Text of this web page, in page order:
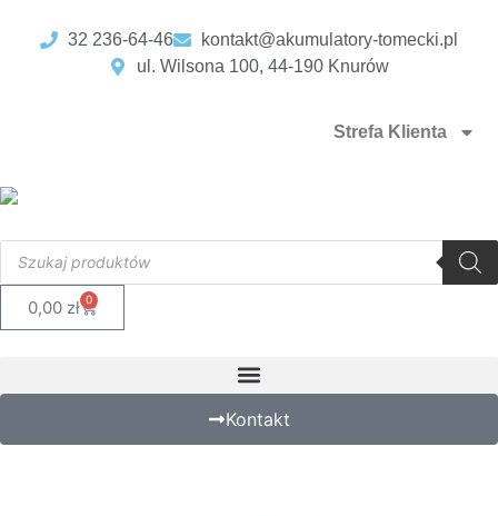
32 236-64-46
kontakt@akumulatory-tomecki.pl
ul. Wilsona 100, 44-190 Knurów
Strefa Klienta
0,00 zł 0
Kontakt